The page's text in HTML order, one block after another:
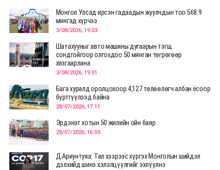
Монгол Улсад ирсэн гадаадын жуулчдын тоо 568.9
мянгад хүрчээ
3/08/2026, 19:03
Шатахууныг авто машины дугаарын тэгш,
сондгойгоор олгохдоо 50 мянган төгрөгөөр
хязгаарлана
3/08/2026, 19:01
Бага хуралд оролцохоор 4,127 төлөөлөгч албан ёсоор
бүртгүүлээд байна
28/07/2026, 17:11
Эрдэнэт хотын 50 жилийн ойн баяр
28/07/2026, 16:59
Д.Ариунтуяа: Тал хээрээс хүргэх Монголын шийдэл
дэлхийд шинэ хэлэлцүүлгийг эхлүүлнэ